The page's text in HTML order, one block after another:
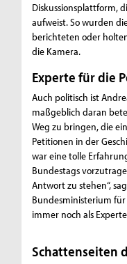
Diskussionsplattform,
aufweist. So wurden
berichteten oder
die Kamera.
Experte für die
Auch politisch ist
maßgeblich daran
Weg zu bringen, die
Petitionen in der
war eine tolle
Bundestags
Antwort zu stehen“,
Bundesministerium
immer noch als
Schattenseiten